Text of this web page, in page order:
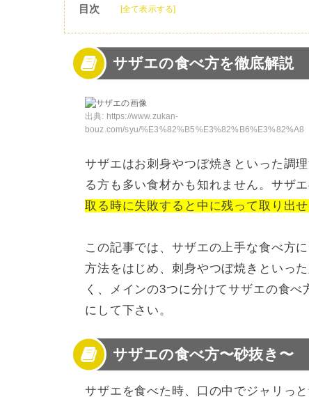
目次 [全て表示する]
3 サザエの食べ方〜下処理方法〜
4 サザエの食べ方【刺身】
5 サザエの食べ方【つぼ焼き】
6 サザエの食べ方別レシピ【煮る】
7
サザエの食べ方別レシピ【焼く】
サザエの色々な食べ方を試してみよう
サザエの食べ方を徹底解説
出典: https://www.zukan-
bouz.com/syu/%E3%82%B5%E3%82%B6%E3%82%A8
サザエはお刺身やつぼ焼きといった調
る方も多い食材かも知れません。サザ
取る時に失敗すると中に残って取り出
この記事では、サザエの上手な食べ方
方法をはじめ、刺身やつぼ焼きといっ
く、メインの3つに分けてサザエの食
にして下さい。
サザエの食べ方〜砂抜き〜
サザエを食べた時、口の中でジャリっ